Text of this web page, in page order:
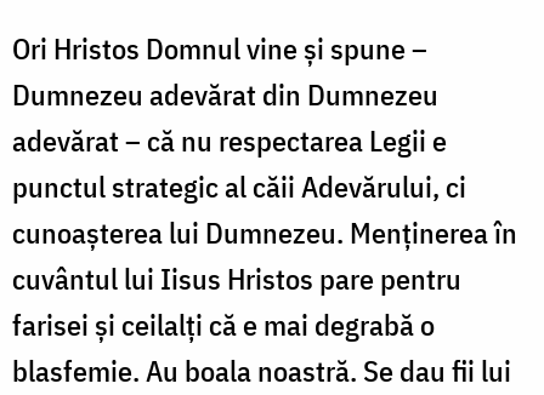
Ori Hristos Domnul vine și spune –
Dumnezeu adevărat din Dumnezeu
adevărat – că nu respectarea Legii e
punctul strategic al căii Adevărului, ci
cunoașterea lui Dumnezeu. Menținerea în
cuvântul lui Iisus Hristos pare pentru
farisei și ceilalți că e mai degrabă o
blasfemie. Au boala noastră. Se dau fii lui